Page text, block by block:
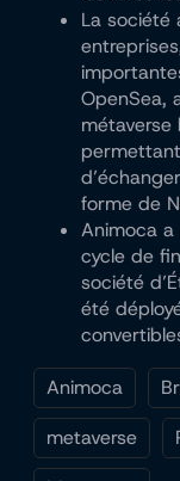
La société
OpenSea,
métaverse
forme de
Animoca a
cycle de
société
été
Animoca
metaverse